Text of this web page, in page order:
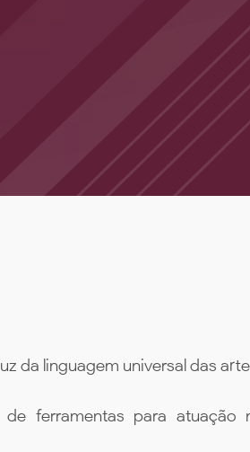
da linguagem universal das
ferramentas para